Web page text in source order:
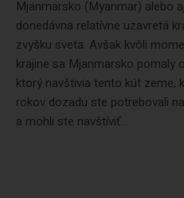
Mjanmarsko (Myanmar) alebo
donedávna relatívne uzavretá
zvyšku sveta. Avšak kvôli
krajine sa Mjanmarsko pomaly
ktorý navštivia tento kút zeme,
rokov dozadu ste potrebovali
a mohli ste navštíviť...